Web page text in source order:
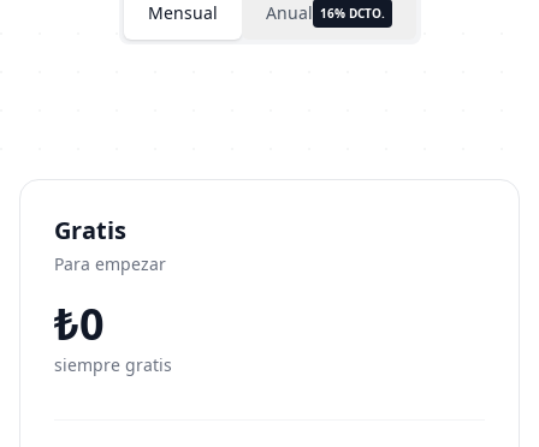
Mensual Anual 16% DCTO.
Gratis
Para empezar
₺0
siempre gratis